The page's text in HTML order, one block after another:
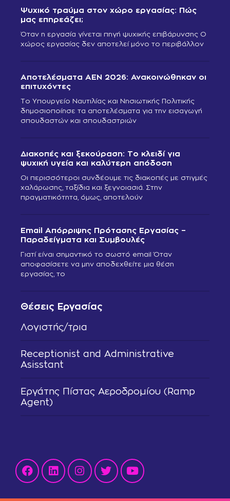
Θέσεις Εργασίας
Λογιστής/τρια
Receptionist and Administrative
Asisstant
Εργάτης Πίστας Αεροδρομίου (Ramp
Agent)
Ψυχικό τραύμα στον χώρο εργασίας: Πώς
μας επηρεάζει;
Όταν η εργασία γίνεται πηγή ψυχικής επιβάρυνσης Ο
χώρος εργασίας δεν αποτελεί μόνο το περιβάλλον
Αποτελέσματα ΑΕΝ 2026: Ανακοινώθηκαν οι
επιτυχόντες
Το Υπουργείο Ναυτιλίας και Νησιωτικής Πολιτικής
δημοσιοποίησε τα αποτελέσματα για την εισαγωγή
σπουδαστών και σπουδαστριών
Διακοπές και ξεκούραση: Το κλειδί για
ψυχική υγεία και καλύτερη απόδοση
Οι περισσότεροι συνδέουμε τις διακοπές με στιγμές
χαλάρωσης, ταξίδια και ξεγνοιασιά. Στην
πραγματικότητα, όμως, αποτελούν
Email Απόρριψης Πρότασης Εργασίας –
Παραδείγματα και Συμβουλές
Γιατί είναι σημαντικό το σωστό email Όταν
αποφασίσετε να μην αποδεχθείτε μια θέση
εργασίας, το